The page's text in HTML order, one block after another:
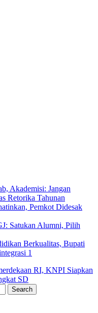
Akademisi: Jangan
Retorika Tahunan
Pemkot Didesak
Satukan Alumni, Pilih
Berkualitas, Bupati
1
RI, KNPI Siapkan
SD